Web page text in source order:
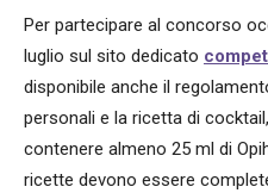
Per partecipare al concorso
luglio sul sito dedicato
disponibile anche il
personali e la ricetta di
contenere almeno 25 ml di
ricette devono essere